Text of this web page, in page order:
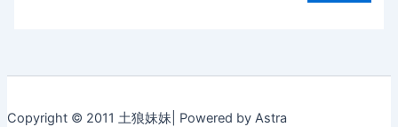
Copyright © 2011 土狼妹妹| Powered by Astra